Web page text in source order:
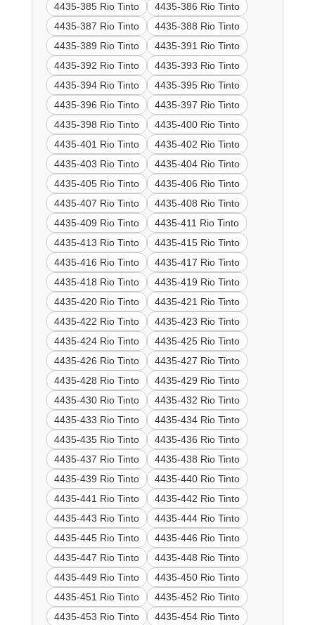
4435-385 Rio Tinto
4435-386 Rio Tinto
4435-387 Rio Tinto
4435-388 Rio Tinto
4435-389 Rio Tinto
4435-391 Rio Tinto
4435-392 Rio Tinto
4435-393 Rio Tinto
4435-394 Rio Tinto
4435-395 Rio Tinto
4435-396 Rio Tinto
4435-397 Rio Tinto
4435-398 Rio Tinto
4435-400 Rio Tinto
4435-401 Rio Tinto
4435-402 Rio Tinto
4435-403 Rio Tinto
4435-404 Rio Tinto
4435-405 Rio Tinto
4435-406 Rio Tinto
4435-407 Rio Tinto
4435-408 Rio Tinto
4435-409 Rio Tinto
4435-411 Rio Tinto
4435-413 Rio Tinto
4435-415 Rio Tinto
4435-416 Rio Tinto
4435-417 Rio Tinto
4435-418 Rio Tinto
4435-419 Rio Tinto
4435-420 Rio Tinto
4435-421 Rio Tinto
4435-422 Rio Tinto
4435-423 Rio Tinto
4435-424 Rio Tinto
4435-425 Rio Tinto
4435-426 Rio Tinto
4435-427 Rio Tinto
4435-428 Rio Tinto
4435-429 Rio Tinto
4435-430 Rio Tinto
4435-432 Rio Tinto
4435-433 Rio Tinto
4435-434 Rio Tinto
4435-435 Rio Tinto
4435-436 Rio Tinto
4435-437 Rio Tinto
4435-438 Rio Tinto
4435-439 Rio Tinto
4435-440 Rio Tinto
4435-441 Rio Tinto
4435-442 Rio Tinto
4435-443 Rio Tinto
4435-444 Rio Tinto
4435-445 Rio Tinto
4435-446 Rio Tinto
4435-447 Rio Tinto
4435-448 Rio Tinto
4435-449 Rio Tinto
4435-450 Rio Tinto
4435-451 Rio Tinto
4435-452 Rio Tinto
4435-453 Rio Tinto
4435-454 Rio Tinto